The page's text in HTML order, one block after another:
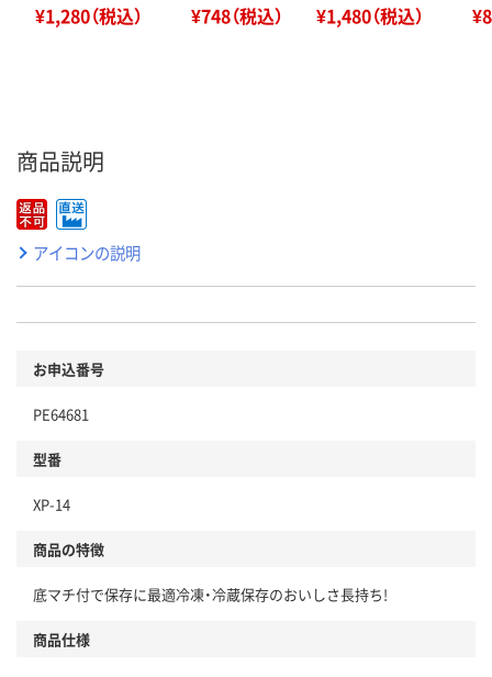
¥1,280（税込） ¥748（税込） ¥1,480（税込）
商品説明
アイコンの説明
お申込番号
PE64681
型番
XP-14
商品の特徴
底マチ付で保存に最適冷凍・冷蔵保存のおいしさ長持ち!
商品仕様